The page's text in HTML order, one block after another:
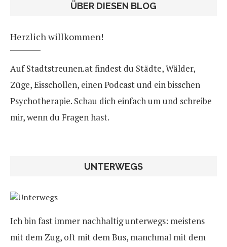
ÜBER DIESEN BLOG
Herzlich willkommen!
Auf Stadtstreunen.at findest du Städte, Wälder,
Züge, Eisschollen, einen Podcast und ein bisschen
Psychotherapie. Schau dich einfach um und schreibe
mir, wenn du Fragen hast.
UNTERWEGS
Ich bin fast immer nachhaltig unterwegs: meistens
mit dem Zug, oft mit dem Bus, manchmal mit dem